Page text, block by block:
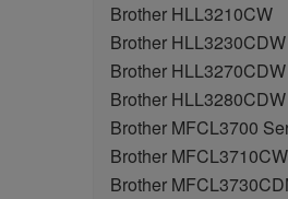
Brother HLL3210CW
Brother HLL3230CDW
Brother HLL3270CDW
Brother HLL3280CDW
Brother MFCL3700
Brother MFCL3710CW
Brother